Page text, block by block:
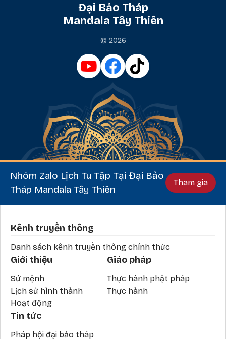
Đại Bảo Tháp
Mandala Tây Thiên
© 2026
Nhóm Zalo Lịch Tu Tập Tại Đại Bảo
Tháp Mandala Tây Thiên
Tham gia
Phần chân
Kênh truyền thông
Danh sách kênh truyền thông chính thức
Giới thiệu
Sứ mệnh
Lịch sử hình thành
Hoạt động
Giáo pháp
Thực hành phật pháp
Thực hành
Tin tức
Pháp hội đại bảo tháp